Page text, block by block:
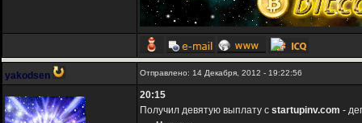
yakodsen Отправлено: 14 Декабря, 2012 - 19:22:56
20:15
Получил девятую выплату с startupinv.com -